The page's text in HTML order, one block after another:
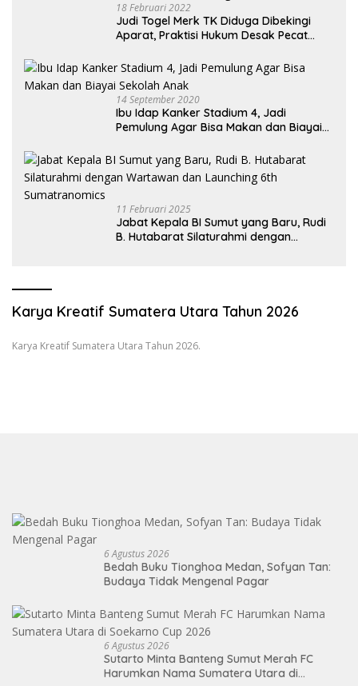
18 Februari 2022
Judi Togel Merk TK Diduga Dibekingi
Aparat, Praktisi Hukum Desak Pecat
14 September 2020
Ibu Idap Kanker Stadium 4, Jadi
Pemulung Agar Bisa Makan dan Biayai
11 Februari 2025
Jabat Kepala BI Sumut yang Baru, Rudi
B. Hutabarat Silaturahmi dengan
Karya Kreatif Sumatera Utara Tahun 2026
Karya Kreatif Sumatera Utara Tahun 2026.
6 Agustus 2026
Bedah Buku Tionghoa Medan, Sofyan Tan:
Budaya Tidak Mengenal Pagar
6 Agustus 2026
Sutarto Minta Banteng Sumut Merah FC
Harumkan Nama Sumatera Utara di